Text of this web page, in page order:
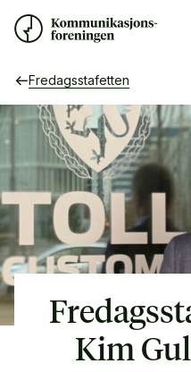
Fredagsstafetten
Kim